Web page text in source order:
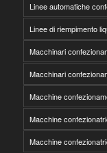
Linee automatiche
Linee di riempimento
Macchinari
Macchinari
Macchine
Macchine
Macchine